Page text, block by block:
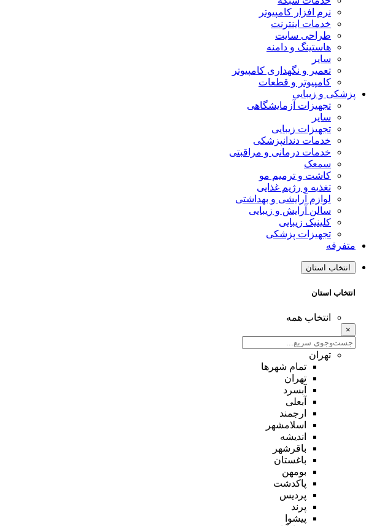
نرم افزار کامپیوتر
خدمات اینترنت
طراحی سایت
هاستینگ و دامنه
سایر
تعمیر و نگهداری کامپیوتر
کامپیوتر و قطعات
پزشکی و زیبایی
تجهیزات آزمایشگاهی
سایر
تجهیزات زیبایی
خدمات دندانپزشکی
خدمات درمانی و مراقبتی
سمعک
کاشت و ترمیم مو
تغذیه و رژیم غذایی
لوازم آرایشی و بهداشتی
سالن آرایش و زیبایی
کلینیک زیبایی
تجهیزات پزشکی
متفرقه
انتخاب استان
انتخاب استان
انتخاب همه
×
تهران
تمام شهر‌ها
تهران
آبسرد
آبعلی
ارجمند
اسلامشهر
اندیشه
باقرشهر
باغستان
بومهن
پاکدشت
پردیس
پرند
پیشوا